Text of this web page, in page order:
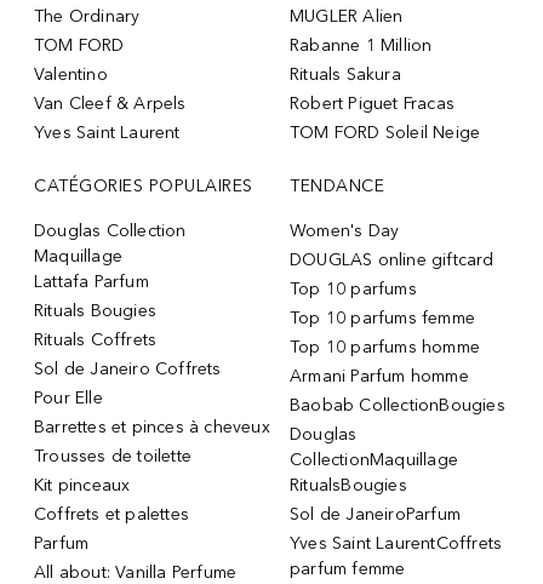
The Ordinary
TOM FORD
Valentino
Van Cleef & Arpels
Yves Saint Laurent
MUGLER Alien
Rabanne 1 Million
Rituals Sakura
Robert Piguet Fracas
TOM FORD Soleil Neige
CATÉGORIES POPULAIRES
Douglas Collection
Maquillage
Lattafa Parfum
Rituals Bougies
Rituals Coffrets
Sol de Janeiro Coffrets
Pour Elle
Barrettes et pinces à cheveux
Trousses de toilette
Kit pinceaux
Coffrets et palettes
Parfum
All about: Vanilla Perfume
TENDANCE
Women's Day
DOUGLAS online giftcard
Top 10 parfums
Top 10 parfums femme
Top 10 parfums homme
Armani Parfum homme
Baobab CollectionBougies
Douglas
CollectionMaquillage
RitualsBougies
Sol de JaneiroParfum
Yves Saint LaurentCoffrets
parfum femme